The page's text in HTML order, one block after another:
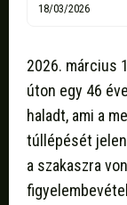
18/03/2026
2026. március
úton egy 46
haladt, ami a
túllépését
a szakaszra